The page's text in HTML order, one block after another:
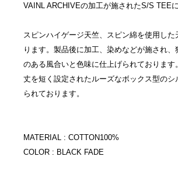
VAINL ARCHIVEの加工が施されたS/S TEEに
スピンハイゲージ天竺、スピン綿を使用した
ります。製品後に加工、染めなどが施され
のある風合いと色味に仕上げられております
丈を短く設定されたルーズなボックス型のシ
られております。
MATERIAL : COTTON100%
COLOR : BLACK FADE